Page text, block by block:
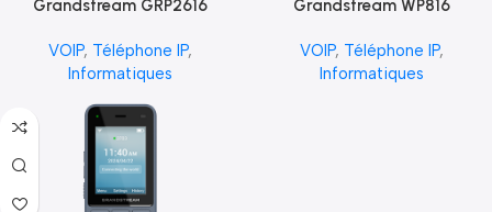
Grandstream GRP2616
VOIP, Téléphone IP,
Informatiques
Grandstream WP816
VOIP, Téléphone IP,
Informatiques